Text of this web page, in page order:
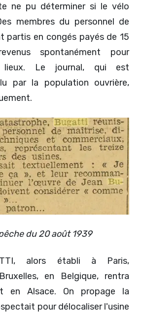
ne pu déterminer si le vélo
membres du personnel de
partis en congés payés de 15
spontanément pour
lieux. Le journal, qui est
par la population ouvrière,
du 20 août 1939
alors établi à Paris,
en Belgique, rentra
en Alsace. On propage la
pour délocaliser l'usine